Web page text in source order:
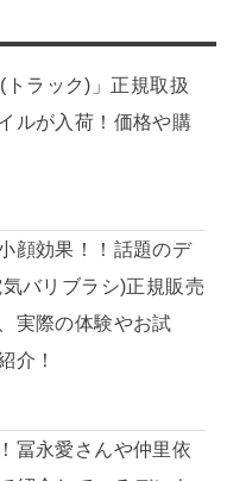
トラック)」正規取扱
ルが入荷！価格や購
顔効果！！話題のデ
バリブラシ)正規販売
実際の体験やお試
介！
冨永愛さんや仲里依